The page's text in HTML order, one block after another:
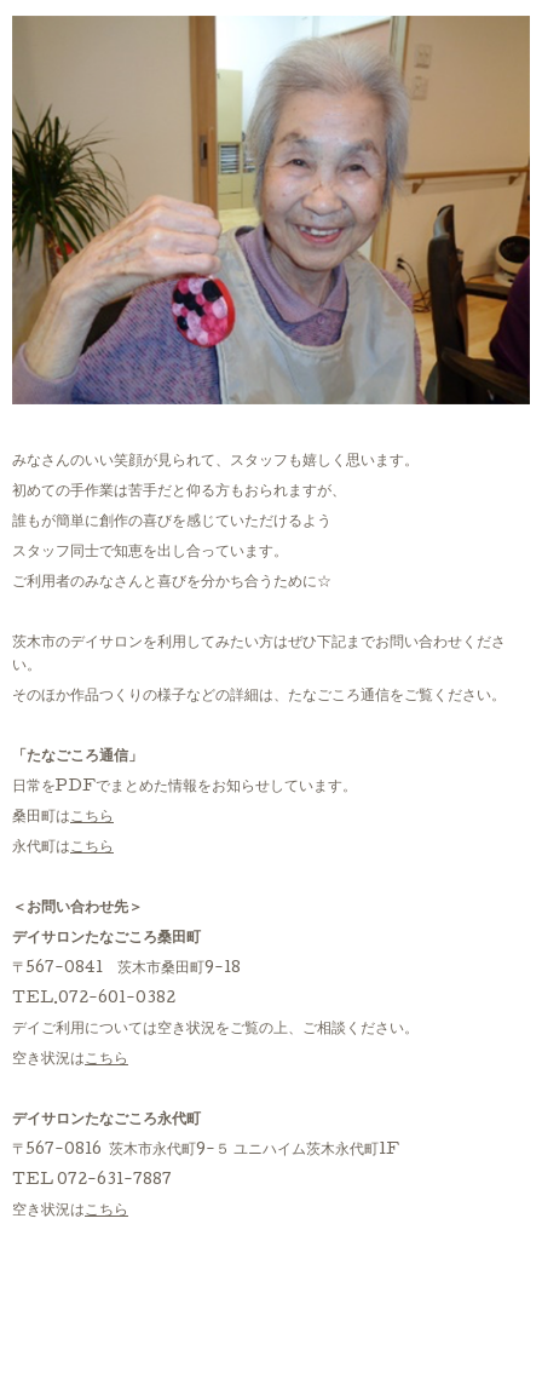
みなさんのいい笑顔が見られて、スタッフも嬉しく思います。
初めての手作業は苦手だと仰る方もおられますが、
誰もが簡単に創作の喜びを感じていただけるよう
スタッフ同士で知恵を出し合っています。
ご利用者のみなさんと喜びを分かち合うために☆
茨木市のデイサロンを利用してみたい方はぜひ下記までお問い合わせくださ
い。
そのほか作品つくりの様子などの詳細は、たなごころ通信をご覧ください。
「たなごころ通信」
日常をPDFでまとめた情報をお知らせしています。
桑田町はこちら
永代町はこちら
＜お問い合わせ先＞
デイサロンたなごころ桑田町
〒567-0841 茨木市桑田町9-18
TEL.072-601-0382
デイご利用については空き状況をご覧の上、ご相談ください。
空き状況はこちら
デイサロンたなごころ永代町
〒567-0816 茨木市永代町9-５ ユニハイム茨木永代町1F
TEL 072-631-7887
空き状況はこちら